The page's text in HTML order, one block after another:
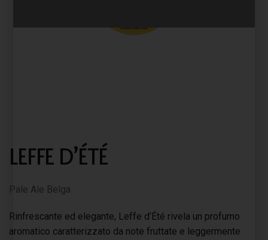
LEFFE D’ÉTÉ
Pale Ale Belga
Rinfrescante ed elegante, Leffe d’Été rivela un profumo
aromatico caratterizzato da note fruttate e leggermente